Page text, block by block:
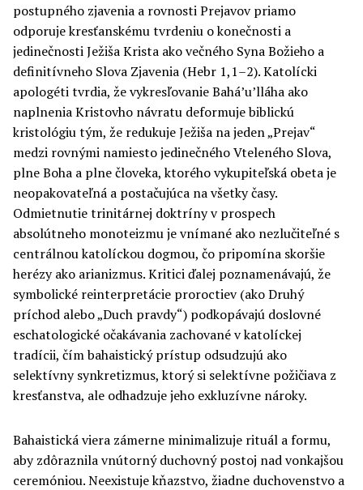
postupného zjavenia a rovnosti Prejavov priamo
odporuje kresťanskému tvrdeniu o konečnosti a
jedinečnosti Ježiša Krista ako večného Syna Božieho a
definitívneho Slova Zjavenia (Hebr 1,1–2). Katolícki
apologéti tvrdia, že vykresľovanie Bahá’u’lláha ako
naplnenia Kristovho návratu deformuje biblickú
kristológiu tým, že redukuje Ježiša na jeden „Prejav“
medzi rovnými namiesto jedinečného Vteleného Slova,
plne Boha a plne človeka, ktorého vykupiteľská obeta je
neopakovateľná a postačujúca na všetky časy.
Odmietnutie trinitárnej doktríny v prospech
absolútneho monoteizmu je vnímané ako nezlučiteľné s
centrálnou katolíckou dogmou, čo pripomína skoršie
herézy ako arianizmus. Kritici ďalej poznamenávajú, že
symbolické reinterpretácie proroctiev (ako Druhý
príchod alebo „Duch pravdy“) podkopávajú doslovné
eschatologické očakávania zachované v katolíckej
tradícii, čím bahaistický prístup odsudzujú ako
selektívny synkretizmus, ktorý si selektívne požičiava z
kresťanstva, ale odhadzuje jeho exkluzívne nároky.
Bahaistická viera zámerne minimalizuje rituál a formu,
aby zdôraznila vnútorný duchovný postoj nad vonkajšou
ceremóniou. Neexistuje kňazstvo, žiadne duchovenstvo a